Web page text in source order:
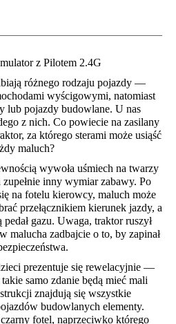
z Pilotem 2.4G
różnego rodzaju pojazdy —
wyścigowymi, natomiast
lub pojazdy budowlane. U nas
z nich. Co powiecie na zasilany
za którego sterami może usiąść
maluch?
wywoła uśmiech na twarzy
inny wymiar zabawy. Po
na fotelu kierowcy, maluch może
przełącznikiem kierunek jazdy, a
gazu. Uwaga, traktor ruszył
malucha zadbajcie o to, by zapinał
prezentuje się rewelacyjnie —
samo zdanie będą mieć mali
znajdują się wszystkie
budowlanych elementy.
fotel, naprzeciwko którego